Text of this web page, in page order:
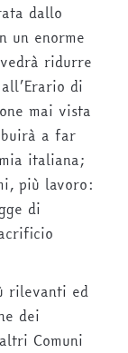
dallo
un enorme
ridurre
di
mai vista
a far
italiana;
più lavoro:
di
rilevanti ed
dei
Comuni